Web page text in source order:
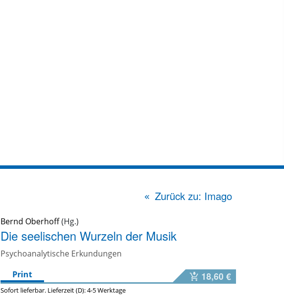
Zurück zu: Imago
Bernd Oberhoff
Die seelischen Wurzeln der Musik
Psychoanalytische Erkundungen
Print
18,60 €
Sofort lieferbar. Lieferzeit (D): 4-5 Werktage